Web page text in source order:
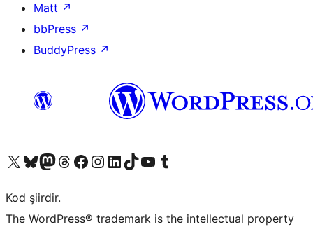
Matt ↗
bbPress ↗
BuddyPress ↗
X (eski Twitter) hesabımıza bakın
Bluesky hesabımızı ziyaret edinMastodon hesabımızı ziyaret edinThreads hesabımızı ziyaret edinFacebook sayfamızı ziyaret edinInstagram hesabımızı ziyaret edinLinkedIn hesabımızı ziyaret edinTikTok hesabımızı ziyaret edinYouTube kanalımızı ziyaret edinTumblr hesabımızı ziyaret edin
Kod şiirdir.
The WordPress® trademark is the intellectual property